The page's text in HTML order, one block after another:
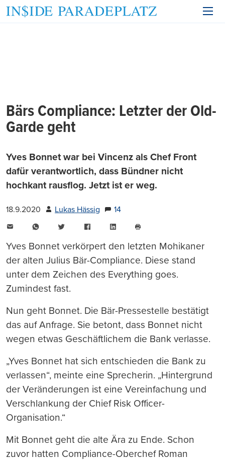
Bärs Compliance: Letzter der Old-
Garde geht
Yves Bonnet war bei Vincenz als Chef Front
dafür verantwortlich, dass Bündner nicht
hochkant rausflog. Jetzt ist er weg.
18.9.2020 Lukas Hässig
14
WhatsAppTwitter FacebookLinkedIn
drucken
Yves Bonnet verkörpert den letzten Mohikaner
der alten Julius Bär-Compliance. Diese stand
unter dem Zeichen des Everything goes.
Zumindest fast.
Nun geht Bonnet. Die Bär-Pressestelle bestätigt
das auf Anfrage. Sie betont, dass Bonnet nicht
wegen etwas Geschäftlichem die Bank verlasse.
„Yves Bonnet hat sich entschieden die Bank zu
verlassen“, meinte eine Sprecherin. „Hintergrund
der Veränderungen ist eine Vereinfachung und
Verschlankung der Chief Risk Officer-
Organisation.“
Mit Bonnet geht die alte Ära zu Ende. Schon
zuvor hatten Compliance-Oberchef Roman